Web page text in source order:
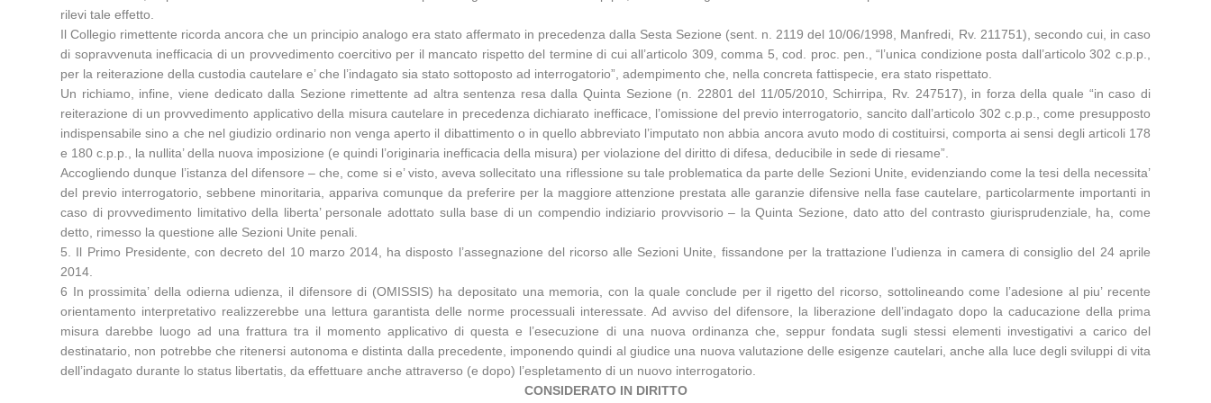
rilevi tale effetto.
Il Collegio rimettente ricorda ancora che un principio analogo era stato affermato in precedenza dalla Sesta Sezione (sent. n. 2119 del 10/06/1998, Manfredi, Rv. 211751), secondo cui, in caso
di sopravvenuta inefficacia di un provvedimento coercitivo per il mancato rispetto del termine di cui all’articolo 309, comma 5, cod. proc. pen., “l’unica condizione posta dall’articolo 302 c.p.p.,
per la reiterazione della custodia cautelare e’ che l’indagato sia stato sottoposto ad interrogatorio”, adempimento che, nella concreta fattispecie, era stato rispettato.
Un richiamo, infine, viene dedicato dalla Sezione rimettente ad altra sentenza resa dalla Quinta Sezione (n. 22801 del 11/05/2010, Schirripa, Rv. 247517), in forza della quale “in caso di
reiterazione di un provvedimento applicativo della misura cautelare in precedenza dichiarato inefficace, l’omissione del previo interrogatorio, sancito dall’articolo 302 c.p.p., come presupposto
indispensabile sino a che nel giudizio ordinario non venga aperto il dibattimento o in quello abbreviato l’imputato non abbia ancora avuto modo di costituirsi, comporta ai sensi degli articoli 178
e 180 c.p.p., la nullita’ della nuova imposizione (e quindi l’originaria inefficacia della misura) per violazione del diritto di difesa, deducibile in sede di riesame”.
Accogliendo dunque l’istanza del difensore – che, come si e’ visto, aveva sollecitato una riflessione su tale problematica da parte delle Sezioni Unite, evidenziando come la tesi della necessita’
del previo interrogatorio, sebbene minoritaria, appariva comunque da preferire per la maggiore attenzione prestata alle garanzie difensive nella fase cautelare, particolarmente importanti in
caso di provvedimento limitativo della liberta’ personale adottato sulla base di un compendio indiziario provvisorio – la Quinta Sezione, dato atto del contrasto giurisprudenziale, ha, come
detto, rimesso la questione alle Sezioni Unite penali.
5. Il Primo Presidente, con decreto del 10 marzo 2014, ha disposto l’assegnazione del ricorso alle Sezioni Unite, fissandone per la trattazione l’udienza in camera di consiglio del 24 aprile
2014.
6 In prossimita’ della odierna udienza, il difensore di (OMISSIS) ha depositato una memoria, con la quale conclude per il rigetto del ricorso, sottolineando come l’adesione al piu’ recente
orientamento interpretativo realizzerebbe una lettura garantista delle norme processuali interessate. Ad avviso del difensore, la liberazione dell’indagato dopo la caducazione della prima
misura darebbe luogo ad una frattura tra il momento applicativo di questa e l’esecuzione di una nuova ordinanza che, seppur fondata sugli stessi elementi investigativi a carico del
destinatario, non potrebbe che ritenersi autonoma e distinta dalla precedente, imponendo quindi al giudice una nuova valutazione delle esigenze cautelari, anche alla luce degli sviluppi di vita
dell’indagato durante lo status libertatis, da effettuare anche attraverso (e dopo) l’espletamento di un nuovo interrogatorio.
CONSIDERATO IN DIRITTO